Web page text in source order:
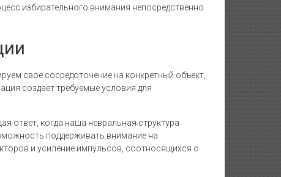
избирательного внимания непосредственно
свое сосредоточение на конкретный объект,
создает требуемые условия для
ответ, когда наша невральная структура
поддерживать внимание на
и усиление импульсов, соотносящихся с